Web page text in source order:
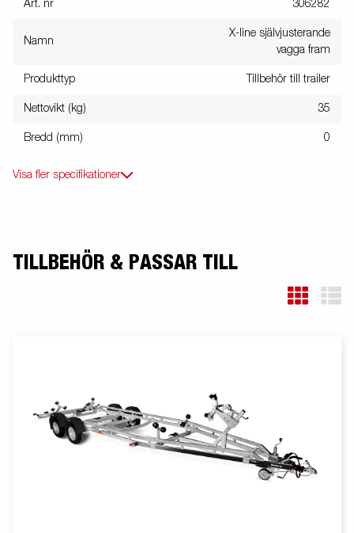
Art. nr 306282
Namn
X-line självjusterande
vagga fram
Produkttyp Tillbehör till trailer
Nettovikt (kg) 35
Bredd (mm) 0
Visa fler specifikationer
TILLBEHÖR & PASSAR TILL